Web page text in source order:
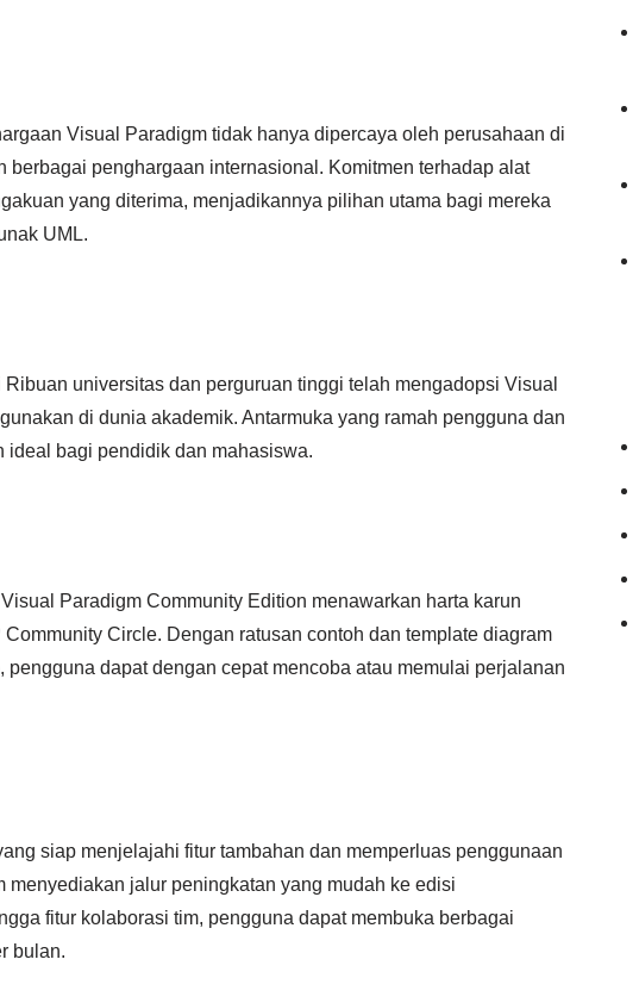
Visual Paradigm tidak hanya dipercaya oleh perusahaan di
penghargaan internasional. Komitmen terhadap alat
yang diterima, menjadikannya pilihan utama bagi mereka
UML.
universitas dan perguruan tinggi telah mengadopsi Visual
di dunia akademik. Antarmuka yang ramah pengguna dan
ideal bagi pendidik dan mahasiswa.
Paradigm Community Edition menawarkan harta karun
Circle. Dengan ratusan contoh dan template diagram
dapat dengan cepat mencoba atau memulai perjalanan
siap menjelajahi fitur tambahan dan memperluas penggunaan
jalur peningkatan yang mudah ke edisi
fitur kolaborasi tim, pengguna dapat membuka berbagai
bulan.